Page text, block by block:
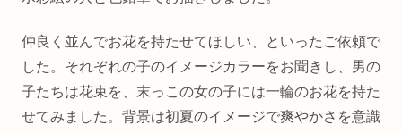
仲良く並んでお花を持たせてほしい、といったご依頼で
した。それぞれの子のイメージカラーをお聞きし、男の
子たちは花束を、末っこの女の子には一輪のお花を持た
せてみました。背景は初夏のイメージで爽やかさを意識